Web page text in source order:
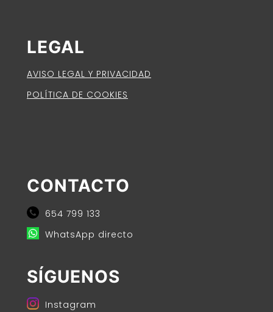
LEGAL
AVISO LEGAL Y PRIVACIDAD
POLÍTICA DE COOKIES
CONTACTO
654 799 133
WhatsApp directo
SÍGUENOS
Instagram